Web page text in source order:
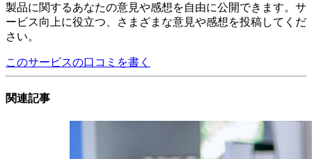
製品に関するあなたの意見や感想を自由に公開できます。サ
ービス向上に役立つ、さまざまな意見や感想を投稿してくだ
さい。
このサービスの口コミを書く
関連記事